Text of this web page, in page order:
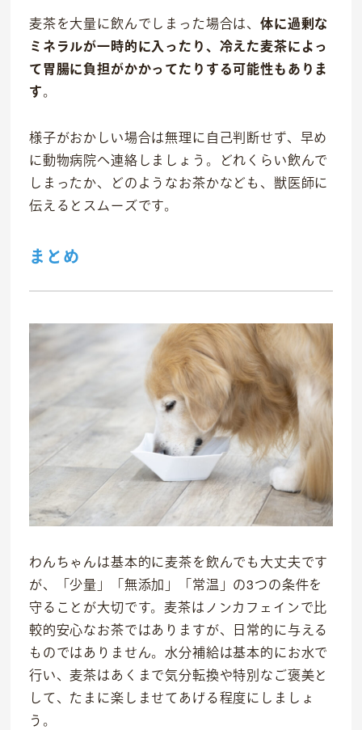
麦茶を大量に飲んでしまった場合は、体に過剰な
ミネラルが一時的に入ったり、冷えた麦茶によっ
て胃腸に負担がかかってたりする可能性もありま
す。
様子がおかしい場合は無理に自己判断せず、早め
に動物病院へ連絡しましょう。どれくらい飲んで
しまったか、どのようなお茶かなども、獣医師に
伝えるとスムーズです。
まとめ
わんちゃんは基本的に麦茶を飲んでも大丈夫です
が、「少量」「無添加」「常温」の3つの条件を
守ることが大切です。麦茶はノンカフェインで比
較的安心なお茶ではありますが、日常的に与える
ものではありません。水分補給は基本的にお水で
行い、麦茶はあくまで気分転換や特別なご褒美と
して、たまに楽しませてあげる程度にしましょ
う。